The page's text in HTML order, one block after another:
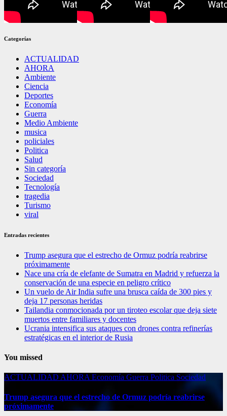
Categorías
ACTUALIDAD
AHORA
Ambiente
Ciencia
Deportes
Economía
Guerra
Medio Ambiente
musica
policiales
Politica
Salud
Sin categoría
Sociedad
Tecnología
tragedia
Turismo
viral
Entradas recientes
Trump asegura que el estrecho de Ormuz podría reabrirse
próximamente
Nace una cría de elefante de Sumatra en Madrid y refuerza la
conservación de una especie en peligro crítico
Un vuelo de Air India sufre una brusca caída de 300 pies y
deja 17 personas heridas
Tailandia conmocionada por un tiroteo escolar que deja siete
muertos entre familiares y docentes
Ucrania intensifica sus ataques con drones contra refinerías
estratégicas en el interior de Rusia
You missed
ACTUALIDAD AHORA Economía Guerra Politica Sociedad
Trump asegura que el estrecho de Ormuz podría reabrirse
próximamente